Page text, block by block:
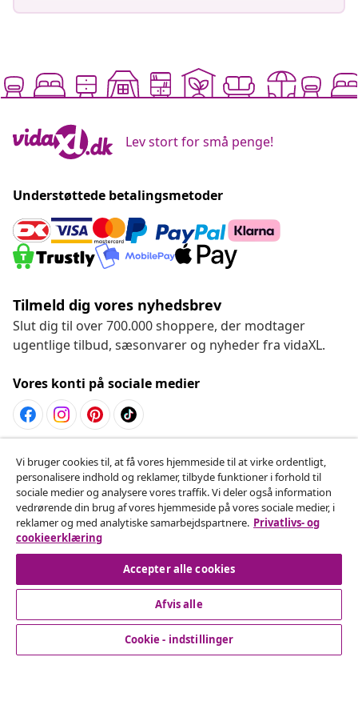
Lev stort for små penge!
Understøttede betalingsmetoder
Tilmeld dig vores nyhedsbrev
Slut dig til over 700.000 shoppere, der modtager
ugentlige tilbud, sæsonvarer og nyheder fra vidaXL.
Vores konti på sociale medier
Fortryd køb
Indsend en anmodning om at fortryde din ordre.
Fortryd køb
Kundeservice
Vi bruger cookies til, at få vores hjemmeside til at virke ordentligt,
personalisere indhold og reklamer, tilbyde funktioner i forhold til
sociale medier og analysere vores traffik. Vi deler også information
vedrørende din brug af vores hjemmeside på vores sociale medier, i
reklamer og med analytiske samarbejdspartnere. Privatlivs- og
cookieerklæring
Accepter alle cookies
Afvis alle
Cookie - indstillinger